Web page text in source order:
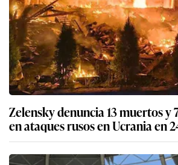
Zelensky denuncia 13 muertos y
en ataques rusos en Ucrania en